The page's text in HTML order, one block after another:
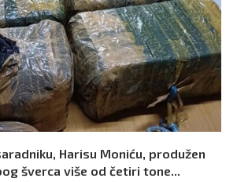
Harisu Moniću, produžen
šverca više od četiri tone...